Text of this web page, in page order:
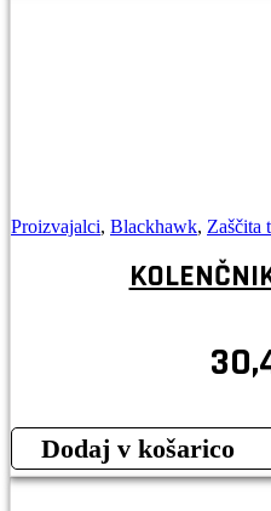
Proizvajalci, Blackhawk, Zaščita
Dodaj v košarico